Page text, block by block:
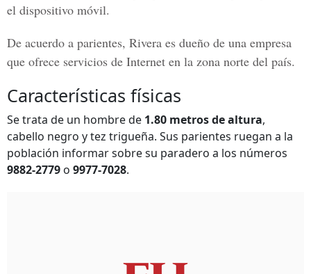
el dispositivo móvil.
De acuerdo a parientes, Rivera es dueño de una empresa
que ofrece servicios de Internet en la zona norte del país.
Características físicas
Se trata de un hombre de 1.80 metros de altura,
cabello negro y tez trigueña. Sus parientes ruegan a la
población informar sobre su paradero a los números
9882-2779 o 9977-7028.